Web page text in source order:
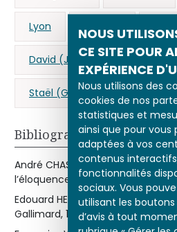
NOUS
CE SITE POUR
EXPÉRIENCE
Nous utilisons des
cookies de nos
statistiques et
ainsi que pour vous
adaptées à vos
contenus
fonctionnalités
sociaux. Vous
utilisant les
d’avis à tout
Lyon
David (Jacques Louis)
Staël (Germaine de)
Bibliographie
André CHASTEL,L’Art français,
l’éloquence : 1775-1825 »,
Edouard HERRIOT,Madame
Gallimard, 1949.